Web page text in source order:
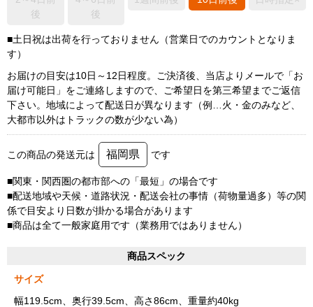
後
後
■土日祝は出荷を行っておりません（営業日でのカウントとなりま
す）
お届けの目安は10日～12日程度。ご決済後、当店よりメールで「お
届け可能日」をご連絡しますので、ご希望日を第三希望までご返信
下さい。地域によって配送日が異なります（例…火・金のみなど、
大都市以外はトラックの数が少ない為）
この商品の発送元は 福岡県 です
■関東・関西圏の都市部への「最短」の場合です
■配送地域や天候・道路状況・配送会社の事情（荷物量過多）等の関
係で目安より日数が掛かる場合があります
■商品は全て一般家庭用です（業務用ではありません）
商品スペック
サイズ
幅119.5cm、奥行39.5cm、高さ86cm、重量約40kg